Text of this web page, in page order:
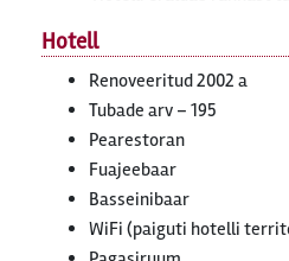
Hotell
Renoveeritud 2002 a
Tubade arv – 195
Pearestoran
Fuajeebaar
Basseinibaar
WiFi (paiguti hotelli